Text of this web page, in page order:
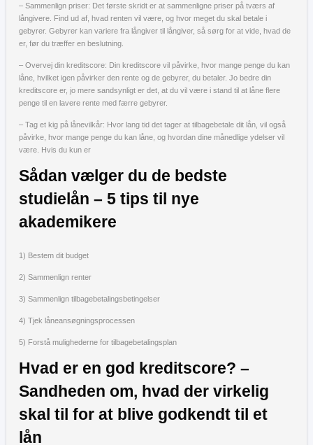
– Sammenlign priser: Det første skridt er at sammenligne priser på tværs af
långivere. Find ud af, hvad renten vil være, og hvor meget du skal betale i
gebyrer. Gebyrer kan variere fra långiver til långiver, så sørg for at vide, hvad de
er, før du træffer en beslutning.
– Overvej din kreditscore: Din kreditscore vil påvirke, hvor mange penge du kan
låne, hvilket igen påvirker den rente og de gebyrer, du betaler. Jo bedre din
kreditscore er, jo mere sandsynligt er det, at du vil være i stand til at låne flere
penge til en lavere rente med færre gebyrer.
– Tag et kig på lånevilkår: Hvor lang tid det tager at tilbagebetale dit lån, vil også
påvirke, hvor mange penge du kan låne, og hvordan dine månedlige ydelser vil
være. Hvis du kun er
Sådan vælger du de bedste
studielån – 5 tips til nye
akademikere
1) Bestem dit budget
2) Sammenlign renter
3) Sammenlign tilbagebetalingsbetingelser
4) Tjek låneansøgningsprocessen
5) Forstå mulighederne for tilbagebetalingsplan
Hvad er en god kreditscore? –
Sandheden om, hvad der virkelig
skal til for at blive godkendt til et
lån